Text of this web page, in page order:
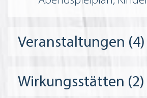
Veranstaltungen (4)
Wirkungsstätten (2)